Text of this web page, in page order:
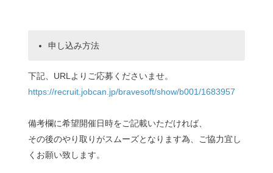
申し込み方法
下記、URLよりご応募くださいませ。
https://recruit.jobcan.jp/bravesoft/show/b001/1683957
備考欄に希望開催日時をご記載いただければ、
その後のやり取りがスムーズとなります為、ご協力宜し
くお願い致します。